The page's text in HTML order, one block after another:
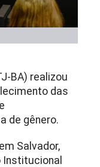
BA) realizou
das
de gênero.
Salvador,